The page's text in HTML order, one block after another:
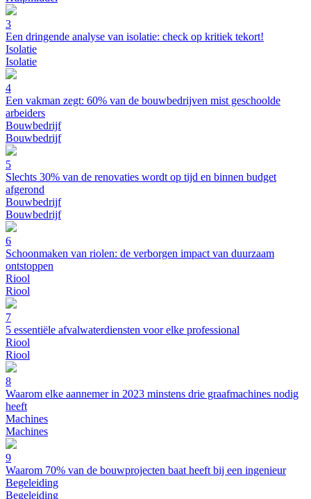
3
Een dringende analyse van isolatie: check op kritiek tekort!
Isolatie
Isolatie
4
Een vakman zegt: 60% van de bouwbedrijven mist geschoolde
arbeiders
Bouwbedrijf
Bouwbedrijf
5
Slechts 30% van de renovaties wordt op tijd en binnen budget
afgerond
Bouwbedrijf
Bouwbedrijf
6
Schoonmaken van riolen: de verborgen impact van duurzaam
ontstoppen
Riool
Riool
7
5 essentiële afvalwaterdiensten voor elke professional
Riool
Riool
8
Waarom elke aannemer in 2023 minstens drie graafmachines nodig
heeft
Machines
Machines
9
Waarom 70% van de bouwprojecten baat heeft bij een ingenieur
Begeleiding
Begeleiding